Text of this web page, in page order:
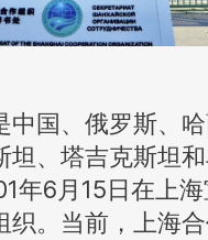
中国、俄罗斯、
坦、塔吉克斯坦
年6月15日在上
织。当前，上海